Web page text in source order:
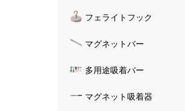
フェライトフック
マグネットバー
多用途吸着バー
マグネット吸着器